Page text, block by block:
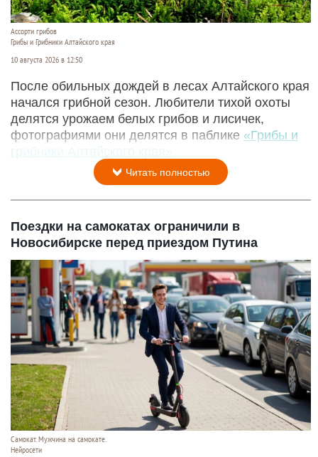
Ассорти грибов
Грибы и Грибники Алтайского края
10 августа 2026 в 12:50
После обильных дождей в лесах Алтайского края
начался грибной сезон. Любители тихой охоты
делятся урожаем белых грибов и лисичек,
фотографиями они делятся в паблике «Грибы и
грибники Алтайского края».
Читать полностью
Поездки на самокатах ограничили в
Новосибирске перед приездом Путина
Самокат. Мужчина на самокате.
Нейросети